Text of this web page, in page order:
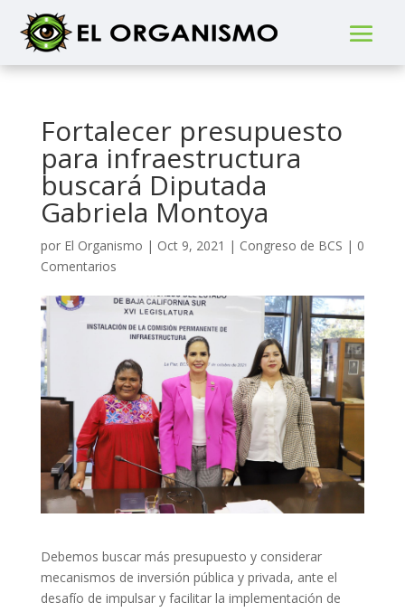
Fortalecer presupuesto
para infraestructura
buscará Diputada
Gabriela Montoya
por El Organismo | Oct 9, 2021 | Congreso de BCS | 0
Comentarios
Debemos buscar más presupuesto y considerar
mecanismos de inversión pública y privada, ante el
desafío de impulsar y facilitar la implementación de